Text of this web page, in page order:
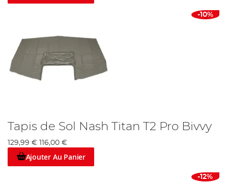
-10%
Tapis de Sol Nash Titan T2 Pro Bivvy
129,99 € 116,00 €
Ajouter Au Panier
-12%